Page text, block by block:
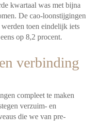
kwartaal was met bijna
De cao-loonstijgingen
toen eindelijk iets
op 8,2 procent.
verbinding
compleet te maken
verzuim- en
die we van pre-